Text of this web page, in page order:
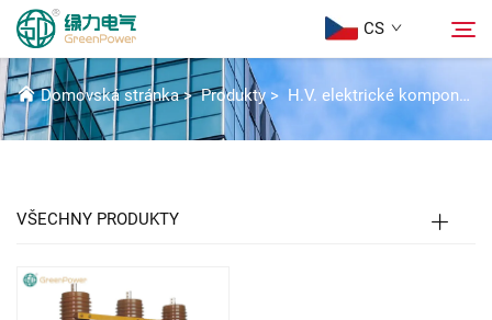
CS
Produkty
SF6 VYPÍNAČ
Domovská stránka>Produkty > H.V. elektrické komponenty
VŠECHNY PRODUKTY